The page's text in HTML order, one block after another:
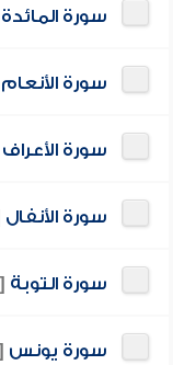
سورة المائدة
سورة الأنعام
سورة الأعراف
سورة الأنفال
سورة التوبة
سورة يونس